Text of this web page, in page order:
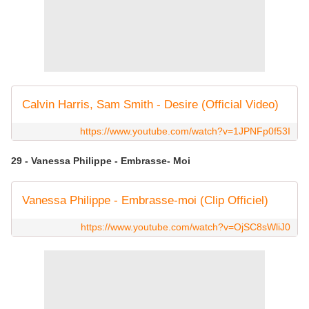
Calvin Harris, Sam Smith - Desire (Official Video)
https://www.youtube.com/watch?v=1JPNFp0f53I
29 - Vanessa Philippe - Embrasse- Moi
Vanessa Philippe - Embrasse-moi (Clip Officiel)
https://www.youtube.com/watch?v=OjSC8sWliJ0